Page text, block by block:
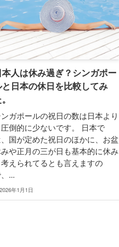
本人は休み過ぎ？シンガポー
日本の休日を比較してみ
ガポールの祝日の数は日本より
圧倒的に少ないです。 日本で
国が定めた祝日のほかに、お盆
や正月の三が日も基本的に休み
えられてるとも言えますの
...
2026年1月1日